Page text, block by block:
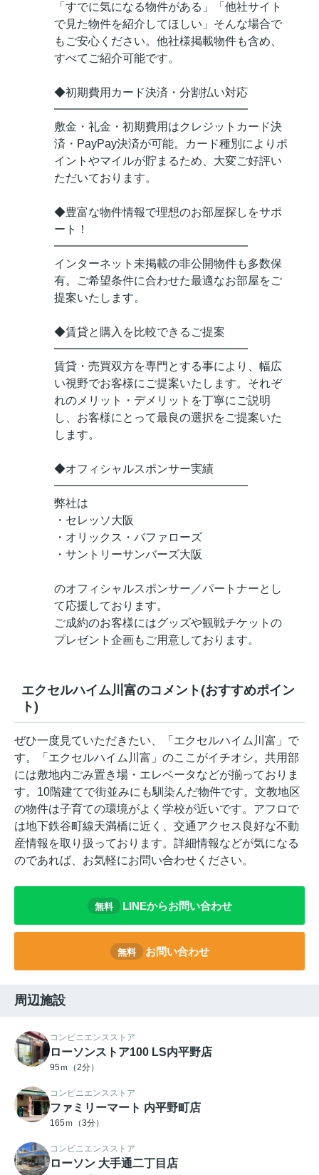
「すでに気になる物件がある」「他社サイト
で見た物件を紹介してほしい」そんな場合で
もご安心ください。他社様掲載物件も含め、
すべてご紹介可能です。
◆初期費用カード決済・分割払い対応
━━━━━━━━━━━━━━━━━
敷金・礼金・初期費用はクレジットカード決
済・PayPay決済が可能。カード種別によりポ
イントやマイルが貯まるため、大変ご好評い
ただいております。
◆豊富な物件情報で理想のお部屋探しをサポ
ート！
━━━━━━━━━━━━━━━━━
インターネット未掲載の非公開物件も多数保
有。ご希望条件に合わせた最適なお部屋をご
提案いたします。
◆賃貸と購入を比較できるご提案
━━━━━━━━━━━━━━━━━
賃貸・売買双方を専門とする事により、幅広
い視野でお客様にご提案いたします。それぞ
れのメリット・デメリットを丁寧にご説明
し、お客様にとって最良の選択をご提案いた
します。
◆オフィシャルスポンサー実績
━━━━━━━━━━━━━━━━━
弊社は
・セレッソ大阪
・オリックス・バファローズ
・サントリーサンバーズ大阪
のオフィシャルスポンサー／パートナーとし
て応援しております。
ご成約のお客様にはグッズや観戦チケットの
プレゼント企画もご用意しております。
エクセルハイム川富のコメント(おすすめポイン
ト)
ぜひ一度見ていただきたい、「エクセルハイム川富」で
す。「エクセルハイム川富」のここがイチオシ。共用部
には敷地内ごみ置き場・エレベータなどが揃っておりま
す。10階建てで街並みにも馴染んだ物件です。文教地区
の物件は子育ての環境がよく学校が近いです。アフロで
は地下鉄谷町線天満橋に近く、交通アクセス良好な不動
産情報を取り扱っております。詳細情報などが気になる
のであれば、お気軽にお問い合わせください。
無料 LINEからお問い合わせ
無料 お問い合わせ
周辺施設
コンビニエンスストア
ローソンストア100 LS内平野店
95ｍ（2分）
コンビニエンスストア
ファミリーマート 内平野町店
165ｍ（3分）
コンビニエンスストア
ローソン 大手通二丁目店